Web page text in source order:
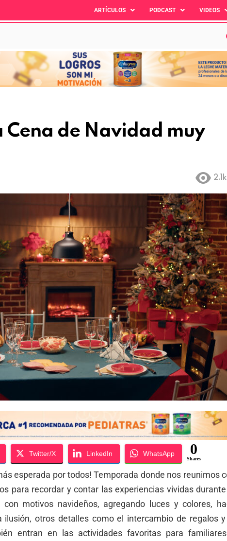
ARTÍCULOS PODCAST VIDEOS
Cena de Navidad muy
2.1k
Twitter/X LinkedIn WhatsApp 0
Shares
esperada por todos! Temporada donde nos reunimos
para recordar y contar las experiencias vividas durante
motivos navideños, agregando luces y colores,
ilusión, otros detalles como el intercambio de regalos
entran en las actividades favoritas para